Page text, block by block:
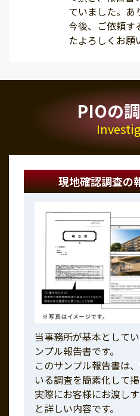
ていました。あ
今後、ご依頼す
たよろしくお願
PIOの
現地確認調査の
当事務所が基本として
ンプル報告書です。
このサンプル報告書は
いる調査を簡素化して
実際にお客様にお渡し
と詳しい内容です。